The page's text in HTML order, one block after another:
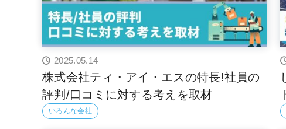
2025.05.14
株式会社ティ・アイ・エスの特長!社員の
評判/口コミに対する考えを取材
いろんな会社